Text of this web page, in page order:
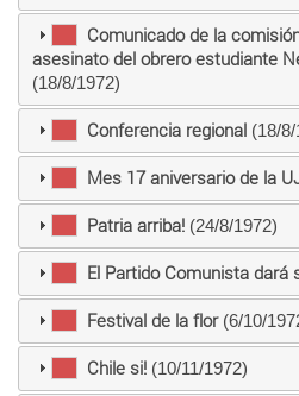
Comunicado de la
asesinato del obrero estudiante
(18/8/1972)
Conferencia regional(18/8/
Mes 17 aniversario de la
Patria arriba!(24/8/1972)
El Partido Comunista dará
Festival de la flor(6/10/
Chile si!(10/11/1972)